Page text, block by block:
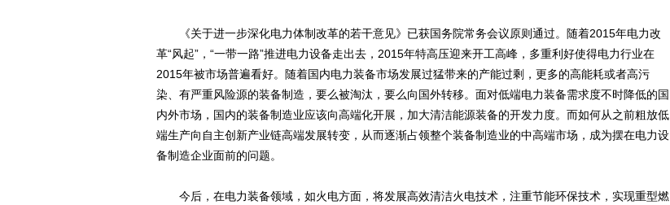
《关于进一步深化电力体制改革的若干意见》已获国务院常务会议原则通过。随着2015年电力改
革“风起”，“一带一路”推进电力设备走出去，2015年特高压迎来开工高峰，多重利好使得电力行业在
2015年被市场普遍看好。随着国内电力装备市场发展过猛带来的产能过剩，更多的高能耗或者高污
染、有严重风险源的装备制造，要么被淘汰，要么向国外转移。面对低端电力装备需求度不时降低的国
内外市场，国内的装备制造业应该向高端化开展，加大清洁能源装备的开发力度。而如何从之前粗放低
端生产向自主创新产业链高端发展转变，从而逐渐占领整个装备制造业的中高端市场，成为摆在电力设
备制造企业面前的问题。
今后，在电力装备领域，如火电方面，将发展高效清洁火电技术，注重节能环保技术，实现重型燃